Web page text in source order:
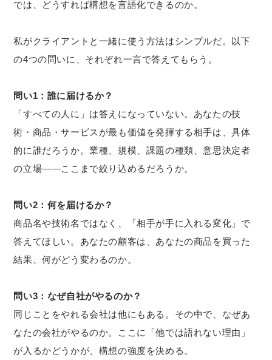
では、どうすれば構想を言語化できるのか。
私がクライアントと一緒に使う方法はシンプルだ。以下
の4つの問いに、それぞれ一言で答えてもらう。
問い1：誰に届けるか？
「すべての人に」は答えになっていない。あなたの技
術・商品・サービスが最も価値を発揮する相手は、具体
的に誰だろうか。業種、規模、課題の種類、意思決定者
の立場——ここまで絞り込めるだろうか。
問い2：何を届けるか？
商品名や技術名ではなく、「相手が手に入れる変化」で
答えてほしい。あなたの顧客は、あなたの商品を買った
結果、何がどう変わるのか。
問い3：なぜ自社がやるのか？
同じことをやれる会社は他にもある。その中で、なぜあ
なたの会社がやるのか。ここに「他では語れない理由」
が入るかどうかが、構想の強度を決める。